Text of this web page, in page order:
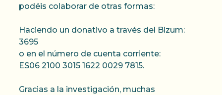
podéis colaborar de otras formas:
Haciendo un donativo a través del Bizum:
3695
o en el número de cuenta corriente:
ES06 2100 3015 1622 0029 7815.
Gracias a la investigación, muchas